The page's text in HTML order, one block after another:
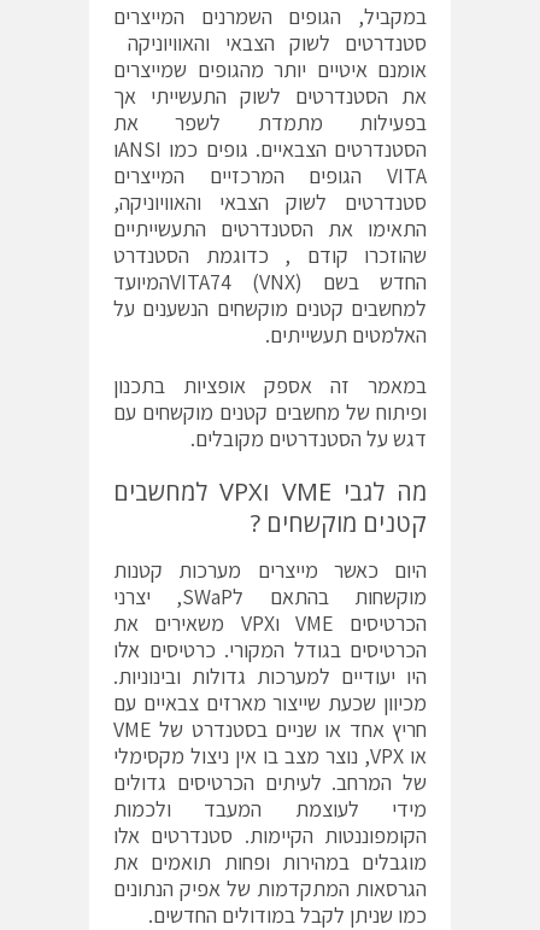
במקביל, הגופים השמרנים המייצרים
סטנדרטים לשוק הצבאי והאוויוניקה
אומנם איטיים יותר מהגופים שמייצרים
את הסטנדרטים לשוק התעשייתי אך
בפעילות מתמדת לשפר את
הסטנדרטים הצבאיים. גופים כמו ANSIו
VITA הגופים המרכזיים המייצרים
סטנדרטים לשוק הצבאי והאוויוניקה,
התאימו את הסטנדרטים התעשייתיים
שהוזכרו קודם , כדוגמת הסטנדרט
החדש בשם VITA74 (VNX)המיועד
למחשבים קטנים מוקשחים הנשענים על
האלמטים תעשייתים.
במאמר זה אספק אופציות בתכנון
ופיתוח של מחשבים קטנים מוקשחים עם
דגש על הסטנדרטים מקובלים.
מה לגבי VME וVPX למחשבים
קטנים מוקשחים ?
היום כאשר מייצרים מערכות קטנות
מוקשחות בהתאם לSWaP, יצרני
הכרטיסים VME וVPX משאירים את
הכרטיסים בגודל המקורי. כרטיסים אלו
היו יעודיים למערכות גדולות ובינוניות.
מכיוון שכעת שייצור מארזים צבאיים עם
חריץ אחד או שניים בסטנדרט של VME
או VPX, נוצר מצב בו אין ניצול מקסימלי
של המרחב. לעיתים הכרטיסים גדולים
מידי לעוצמת המעבד ולכמות
הקומפוננטות הקיימות. סטנדרטים אלו
מוגבלים במהירות ופחות תואמים את
הגרסאות המתקדמות של אפיק הנתונים
כמו שניתן לקבל במודולים החדשים.